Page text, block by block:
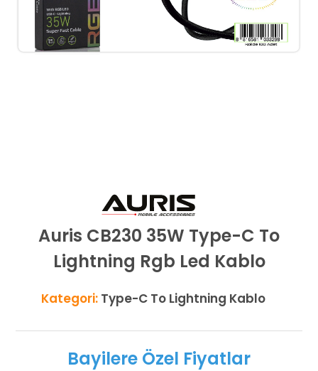
Auris CB230 35W Type-C To
Lightning Rgb Led Kablo
Kategori: Type-C To Lightning Kablo
Bayilere Özel Fiyatlar